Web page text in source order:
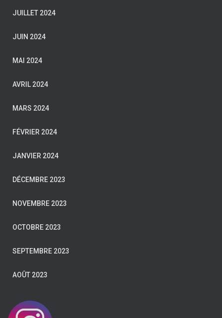
JUILLET 2024
JUIN 2024
MAI 2024
AVRIL 2024
MARS 2024
FÉVRIER 2024
JANVIER 2024
DÉCEMBRE 2023
NOVEMBRE 2023
OCTOBRE 2023
SEPTEMBRE 2023
AOÛT 2023